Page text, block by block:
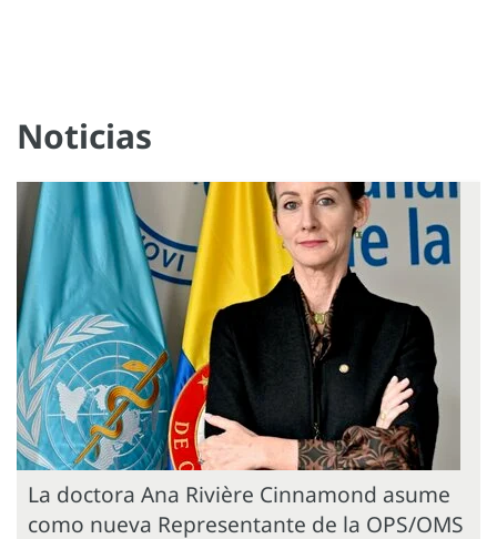
Noticias
La doctora Ana Rivière Cinnamond asume
como nueva Representante de la OPS/OMS